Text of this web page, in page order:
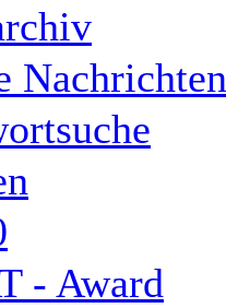
Nachrichten
- Award